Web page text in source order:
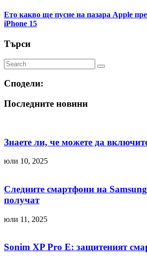
Ето какво ще пусне на пазара Apple
iPhone 15
Търси
Сподели:
Последните новини
Знаете ли, че можете да
юли 10, 2025
Следните смартфони на
получат
юли 11, 2025
Sonim XP Pro E: защитеният